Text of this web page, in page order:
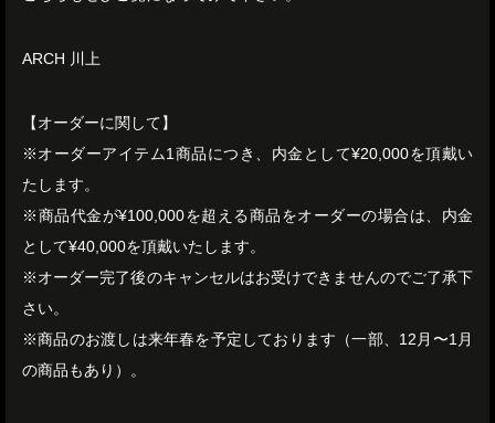
ARCH 川上
【オーダーに関して】
※オーダーアイテム1商品につき、内金として¥20,000を頂戴い
たします。
※商品代金が¥100,000を超える商品をオーダーの場合は、内金
として¥40,000を頂戴いたします。
※オーダー完了後のキャンセルはお受けできませんのでご了承下
さい。
※商品のお渡しは来年春を予定しております（一部、12月〜1月
の商品もあり）。